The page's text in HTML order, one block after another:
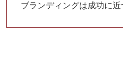
ブランディングは成功に近